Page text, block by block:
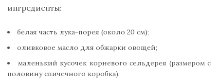
ингредиенты:
белая часть лука-порея (около 20 см);
оливковое масло для обжарки овощей;
маленький кусочек корневого сельдерея (размером с
половину спичечного коробка).